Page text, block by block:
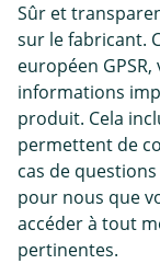
Sûr et
sur le fabricant.
européen
informations
produit. Cela
permettent de
cas de
pour nous que
accéder à tout
pertinentes.